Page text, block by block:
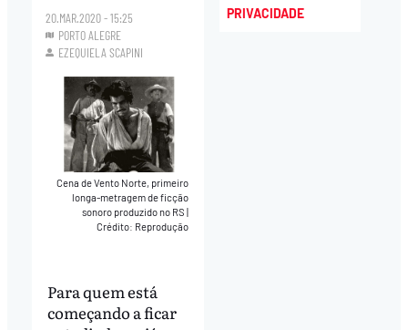
20.MAR.2020 - 15:25
PORTO ALEGRE
EZEQUIELA SCAPINI
Cena de Vento Norte, primeiro
longa-metragem de ficção
sonoro produzido no RS|
Crédito: Reprodução
Para quem está
começando a ficar
PRIVACIDADE